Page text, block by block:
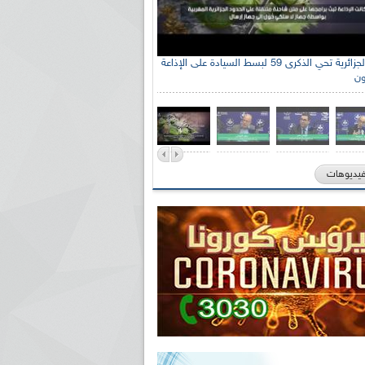
الإذاعة الجزائرية تحي الذكرى 59 لبسط السيادة على الإذاعة